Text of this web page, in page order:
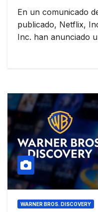
En un comunicado
publicado, Netflix,
Inc. han anunciado
WARNER BROS. DISCOVERY